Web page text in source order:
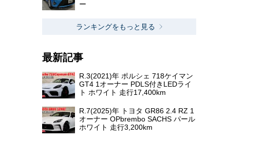
ー
ランキングをもっと見る
最新記事
R.3(2021)年 ポルシェ 718ケイマン
GT4 1オーナー PDLS付きLEDライ
ト ホワイト 走行17,400km
R.7(2025)年 トヨタ GR86 2.4 RZ 1
オーナー OPbrembo SACHS パール
ホワイト 走行3,200km